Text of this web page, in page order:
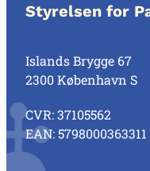
Styrelsen for
Islands Brygge 67
2300 København S
CVR: 37105562
EAN: 5798000363311